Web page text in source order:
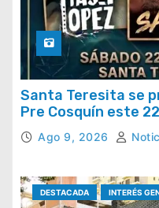
Santa Teresita se
Pre Cosquín este
Ago 9, 2026
DESTACADA INTERÉS